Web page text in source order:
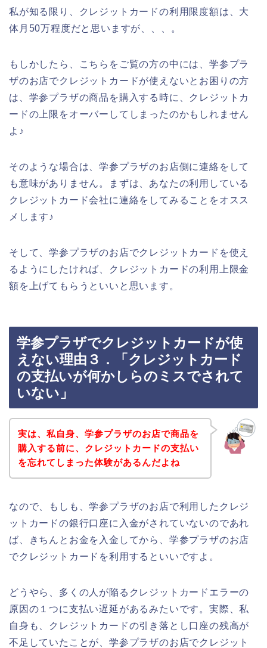
私が知る限り、クレジットカードの利用限度額は、大
体月50万程度だと思いますが、、、。
もしかしたら、こちらをご覧の方の中には、学参プラ
ザのお店でクレジットカードが使えないとお困りの方
は、学参プラザの商品を購入する時に、クレジットカ
ードの上限をオーバーしてしまったのかもしれません
よ♪
そのような場合は、学参プラザのお店側に連絡をして
も意味がありません。まずは、あなたの利用している
クレジットカード会社に連絡をしてみることをオスス
メします♪
そして、学参プラザのお店でクレジットカードを使え
るようにしたければ、クレジットカードの利用上限金
額を上げてもらうといいと思います。
学参プラザでクレジットカードが使
えない理由３．「クレジットカード
の支払いが何かしらのミスでされて
いない」
実は、私自身、学参プラザのお店で商品を
購入する前に、クレジットカードの支払い
を忘れてしまった体験があるんだよね
なので、もしも、学参プラザのお店で利用したクレジ
ットカードの銀行口座に入金がされていないのであれ
ば、きちんとお金を入金してから、学参プラザのお店
でクレジットカードを利用するといいですよ。
どうやら、多くの人が陥るクレジットカードエラーの
原因の１つに支払い遅延があるみたいです。実際、私
自身も、クレジットカードの引き落とし口座の残高が
不足していたことが、学参プラザのお店でクレジット